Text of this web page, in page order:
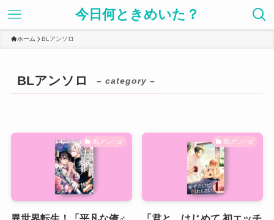
今日何ときめいた？
ホーム BLアンソロ
BLアンソロ – category –
BLアンソロ BLアンソロ